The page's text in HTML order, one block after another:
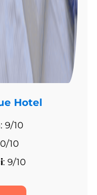
Hotel
: 9/10
10
: 9/10